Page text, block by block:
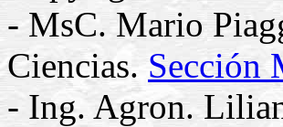
- MsC. Mario
Ciencias. Sección
- Ing. Agron.